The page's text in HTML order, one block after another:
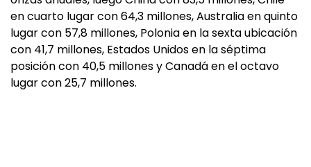
en cuarto lugar con 64,3 millones, Australia en quinto
lugar con 57,8 millones, Polonia en la sexta ubicación
con 41,7 millones, Estados Unidos en la séptima
posición con 40,5 millones y Canadá en el octavo
lugar con 25,7 millones.